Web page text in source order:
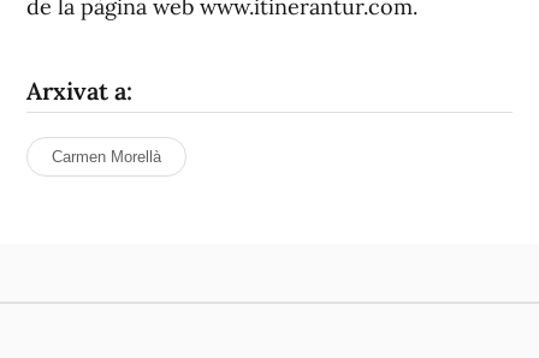
de la pàgina web www.itinerantur.com.
Arxivat a:
Carmen Morellà